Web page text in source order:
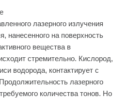
лазерного излучения
нанесенного на поверхность
вещества в
стремительно. Кислород,
водорода, контактирует с
лазерного
количества тонов. Но